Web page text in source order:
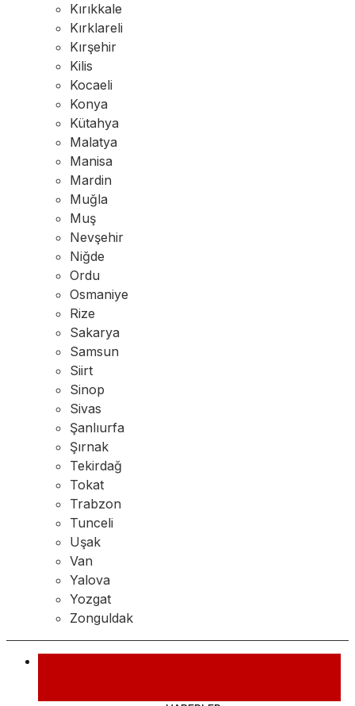
Kırıkkale
Kırklareli
Kırşehir
Kilis
Kocaeli
Konya
Kütahya
Malatya
Manisa
Mardin
Muğla
Muş
Nevşehir
Niğde
Ordu
Osmaniye
Rize
Sakarya
Samsun
Siirt
Sinop
Sivas
Şanlıurfa
Şırnak
Tekirdağ
Tokat
Trabzon
Tunceli
Uşak
Van
Yalova
Yozgat
Zonguldak